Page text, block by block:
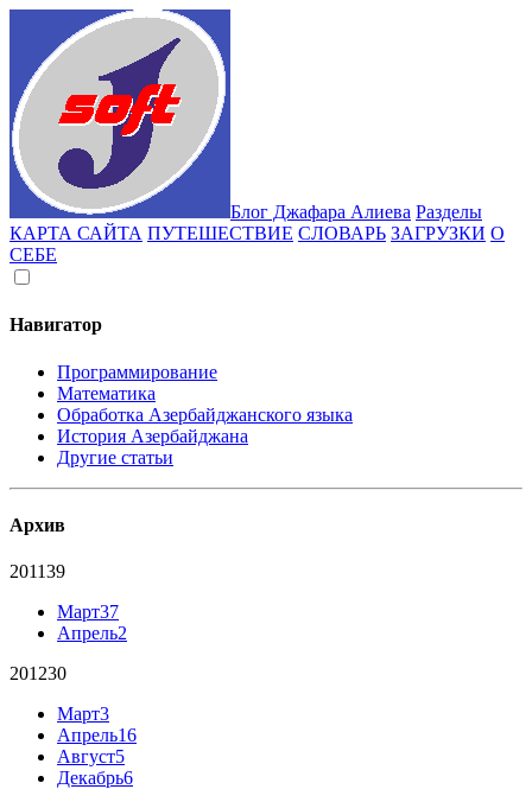
Блог Джафара Алиева Разделы
КАРТА САЙТА ПУТЕШЕСТВИЕ СЛОВАРЬ ЗАГРУЗКИ О
СЕБЕ
Навигатор
Программирование
Математика
Обработка Азербайджанского языка
История Азербайджана
Другие статьи
Архив
201139
Март37
Апрель2
201230
Март3
Апрель16
Август5
Декабрь6